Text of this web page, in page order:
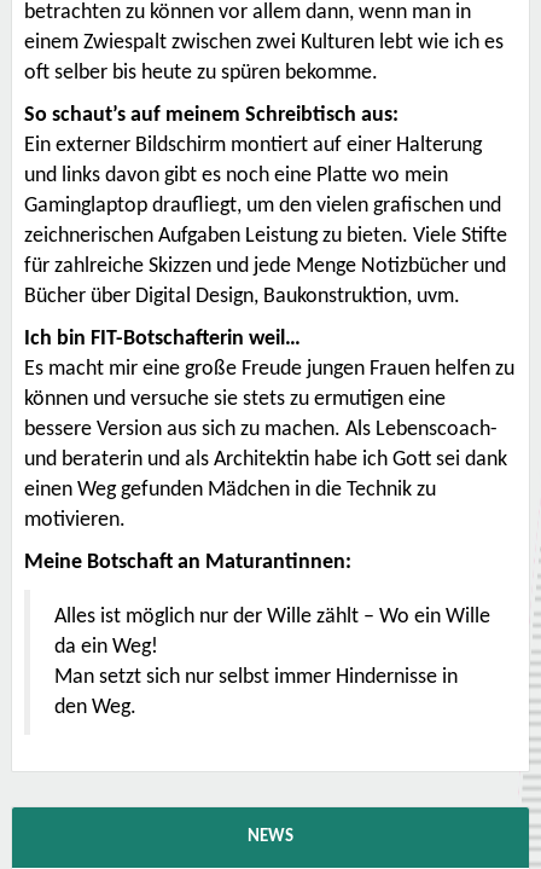
betrachten zu können vor allem dann, wenn man in
einem Zwiespalt zwischen zwei Kulturen lebt wie ich es
oft selber bis heute zu spüren bekomme.
So schaut’s auf meinem Schreibtisch aus:
Ein externer Bildschirm montiert auf einer Halterung
und links davon gibt es noch eine Platte wo mein
Gaminglaptop draufliegt, um den vielen grafischen und
zeichnerischen Aufgaben Leistung zu bieten. Viele Stifte
für zahlreiche Skizzen und jede Menge Notizbücher und
Bücher über Digital Design, Baukonstruktion, uvm.
Ich bin FIT-Botschafterin weil…
Es macht mir eine große Freude jungen Frauen helfen zu
können und versuche sie stets zu ermutigen eine
bessere Version aus sich zu machen. Als Lebenscoach-
und beraterin und als Architektin habe ich Gott sei dank
einen Weg gefunden Mädchen in die Technik zu
motivieren.
Meine Botschaft an Maturantinnen:
Alles ist möglich nur der Wille zählt – Wo ein Wille
da ein Weg!
Man setzt sich nur selbst immer Hindernisse in
den Weg.
NEWS